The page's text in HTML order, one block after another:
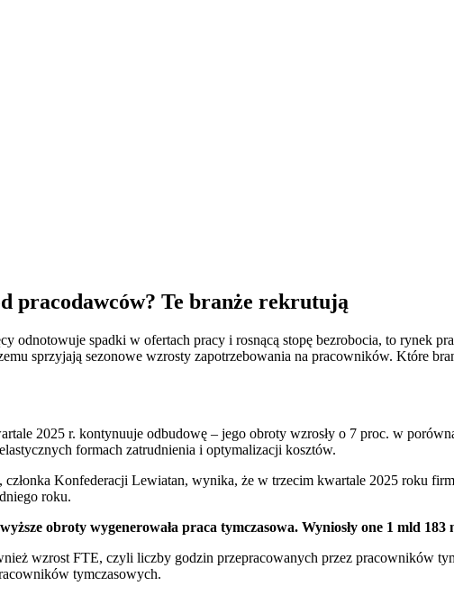
pracodawców? Te branże rekrutują
odnotowuje spadki w ofertach pracy i rosnącą stopę bezrobocia, to rynek
sprzyjają sezonowe wzrosty zapotrzebowania na pracowników. Które
2025 r. kontynuuje odbudowę – jego obroty wzrosły o 7 proc. w
formach zatrudnienia i optymalizacji kosztów.
Konfederacji Lewiatan, wynika, że w trzecim kwartale 2025 roku
roku.
obroty wygenerowała praca tymczasowa. Wyniosły one 1 mld
wzrost FTE, czyli liczby godzin przepracowanych przez pracowników
tymczasowych.